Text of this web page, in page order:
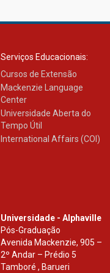
Serviços Educacionais:
Cursos de Extensão
Mackenzie Language
Center
Universidade Aberta do
Tempo Útil
International Affairs (COI)
Universidade - Alphaville
Pós-Graduação
Avenida Mackenzie, 905 –
2º Andar – Prédio 5
Tamboré , Barueri